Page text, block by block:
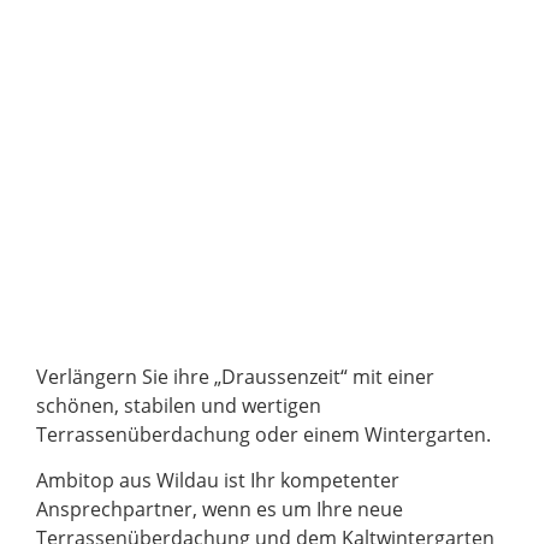
Verlängern Sie ihre „Draussenzeit“ mit einer
schönen, stabilen und wertigen
Terrassenüberdachung oder einem Wintergarten.
Ambitop aus Wildau ist Ihr kompetenter
Ansprechpartner, wenn es um Ihre neue
Terrassenüberdachung und dem Kaltwintergarten